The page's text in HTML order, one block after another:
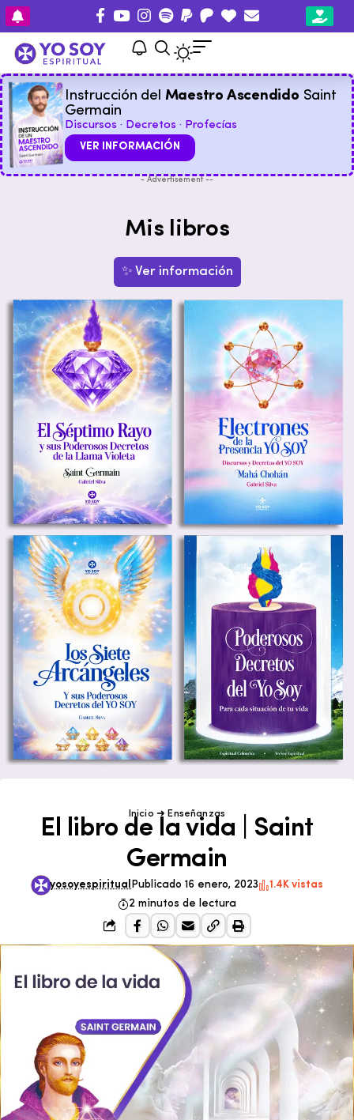
Instrucción del Maestro Ascendido Saint
Germain
Discursos · Decretos · Profecías
VER INFORMACIÓN
- Advertisement --
Mis libros
✨ Ver información
Inicio ➜ Enseñanzas
El libro de la vida | Saint
Germain
yosoyespiritual Publicado 16 enero, 2023
1.4K vistas
2 minutos de lectura